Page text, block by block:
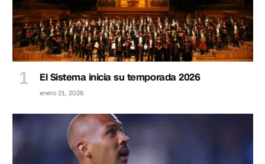
El Sistema inicia su temporada 2026
enero 21, 2026